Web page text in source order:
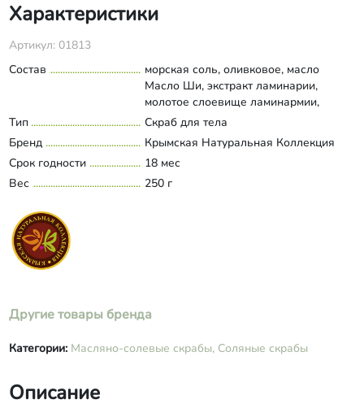
Характеристики
Артикул: 01813
Состав
морская соль, оливковое, масло
Масло Ши, экстракт ламинарии,
молотое слоевище ламинармии,
молотый лазурит, эфирные масла
петитгрейна и лаванды
Развернуть состав
Тип
Скраб для тела
Бренд
Крымская Натуральная Коллекция
Срок годности
18 мес
Вес
250 г
Другие товары бренда
Категории: Масляно-солевые скрабы, Соляные скрабы
Описание